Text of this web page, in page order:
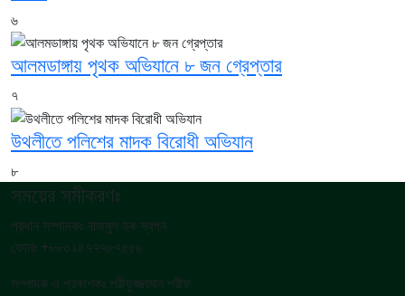
৬
আলমডাঙ্গায় পৃথক অভিযানে ৮ জন গ্রেপ্তার
৭
উথলীতে পলিশের মাদক বিরোধী অভিযান
৮
সময়ের সমীকরণঃ
প্রধান সম্পাদকঃ নাজমুল হক স্বপন
ফোনঃ +৮৮০২৪৭৭৭৮৭৫৫৬
সম্পাদক ও প্রকাশকঃ শরীফুজ্জামান শরীফ